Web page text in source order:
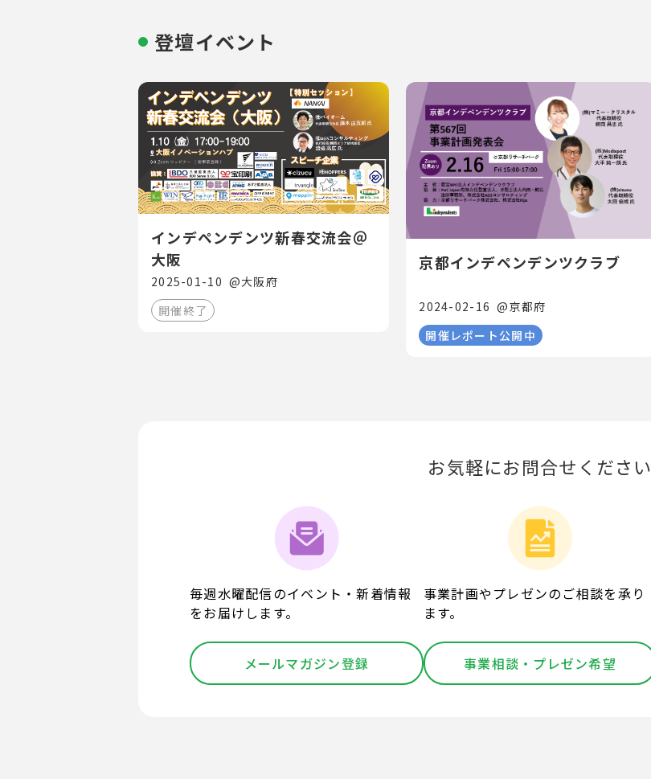
登壇イベント
インデペンデンツ新春交流会＠
大阪
2025-01-10 @大阪府
開催終了
京都インデペンデンツクラブ
2024-02-16 @京都府
開催レポート公開中
お気軽にお問合せください
毎週水曜配信のイベント・新着情報
をお届けします。
メールマガジン登録
事業計画やプレゼンのご相談を承り
ます。
事業相談・プレゼン希望